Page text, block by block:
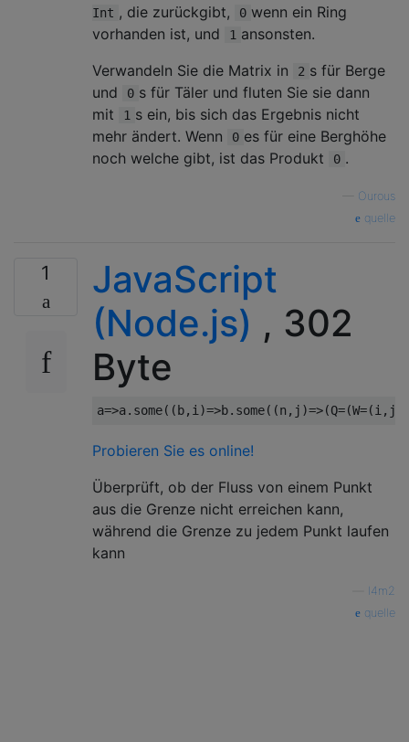
Int , die zurückgibt, 0 wenn ein Ring
vorhanden ist, und
1 ansonsten.
Verwandeln Sie die Matrix in
2 s für Berge
und
0 s für Täler und fluten Sie sie dann
mit
1 s ein, bis sich das Ergebnis nicht
mehr ändert. Wenn
0 es für eine Berghöhe
noch welche gibt, ist das Produkt
0 .
Οurous
quelle
1
JavaScript
(Node.js) , 302
Byte
a=>a. some(( b, i )=>b. some((n , j )=>(Q=(W=(i , j
Probieren Sie es online!
Überprüft, ob der Fluss von einem Punkt
aus die Grenze nicht erreichen kann,
während die Grenze zu jedem Punkt laufen
kann
l4m2
quelle